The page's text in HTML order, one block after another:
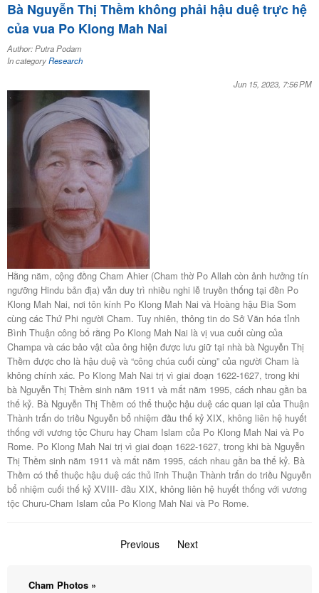
Bà Nguyễn Thị Thềm không phải hậu duệ trực hệ
của vua Po Klong Mah Nai
Author: Putra Podam
In categoryResearch
Jun 15, 2023, 7:56 PM
Hằng năm, cộng đồng Cham Ahier (Cham thờ Po Allah còn ảnh hưởng tín
ngưỡng Hindu bản địa) vẫn duy trì nhiều nghi lễ truyền thống tại đền Po
Klong Mah Nai, nơi tôn kính Po Klong Mah Nai và Hoàng hậu Bia Som
cùng các Thứ Phi người Cham. Tuy nhiên, thông tin do Sở Văn hóa tỉnh
Bình Thuận công bố rằng Po Klong Mah Nai là vị vua cuối cùng của
Champa và các bảo vật của ông hiện được lưu giữ tại nhà bà Nguyễn Thị
Thềm được cho là hậu duệ và “công chúa cuối cùng” của người Cham là
không chính xác. Po Klong Mah Nai trị vì giai đoạn 1622-1627, trong khi
bà Nguyễn Thị Thềm sinh năm 1911 và mất năm 1995, cách nhau gần ba
thế kỷ. Bà Nguyễn Thị Thềm có thể thuộc hậu duệ các quan lại của Thuận
Thành trấn do triều Nguyễn bổ nhiệm đầu thế kỷ XIX, không liên hệ huyết
thống với vương tộc Churu hay Cham Islam của Po Klong Mah Nai và Po
Rome. Po Klong Mah Nai trị vì giai đoạn 1622-1627, trong khi bà Nguyễn
Thị Thềm sinh năm 1911 và mất năm 1995, cách nhau gần ba thế kỷ. Bà
Thềm có thể thuộc hậu duệ các thủ lĩnh Thuận Thành trấn do triều Nguyễn
bổ nhiệm cuối thế kỷ XVIII- đầu XIX, không liên hệ huyết thống với vương
tộc Churu-Cham Islam của Po Klong Mah Nai và Po Rome.
Previous pageNext
Cham Photos »